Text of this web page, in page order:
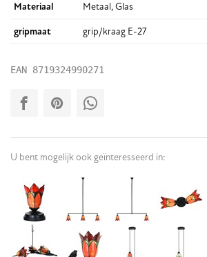
Materiaal Metaal, Glas
gripmaat grip/kraag E-27
EAN 8719324990271
U bent mogelijk ook geïnteresseerd in: